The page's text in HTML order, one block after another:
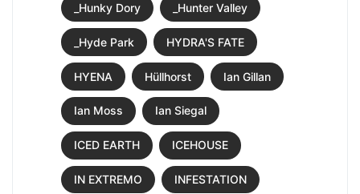
_Hunky Dory _Hunter Valley
_Hyde Park HYDRA'S FATE
HYENA Hüllhorst Ian Gillan
Ian Moss Ian Siegal
ICED EARTH ICEHOUSE
IN EXTREMO INFESTATION